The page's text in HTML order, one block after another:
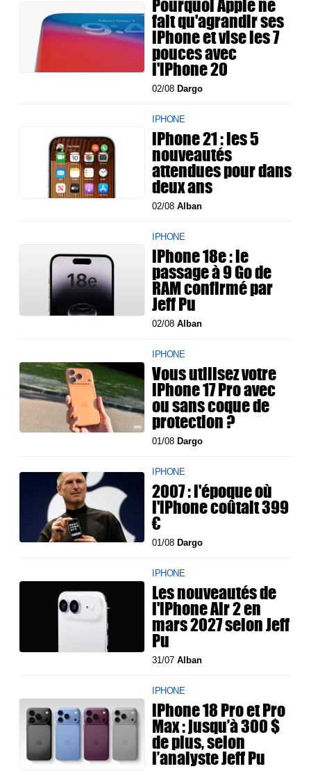
fait qu'agrandir ses
iPhone et vise les 7
pouces avec
l'iPhone 20
02/08 Dargo
IPHONE
iPhone 21 : les 5
nouveautés
attendues pour dans
deux ans
02/08Alban
IPHONE
iPhone 18e : le
passage à 9 Go de
RAM confirmé par
Jeff Pu
02/08Alban
IPHONE
Vous utilisez votre
iPhone 17 Pro avec
ou sans coque de
protection ?
01/08 Dargo
IPHONE
2007 : l'époque où
l'iPhone coûtait 399
€
01/08 Dargo
IPHONE
Les nouveautés de
l'iPhone Air 2 en
mars 2027 selon Jeff
Pu
31/07Alban
IPHONE
iPhone 18 Pro et Pro
Max : jusqu’à 300 $
de plus, selon
l’analyste Jeff Pu